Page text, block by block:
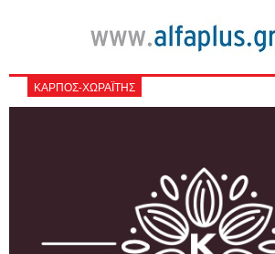
ΚΑΡΠΟΣ-ΧΩΡΑΪΤΗΣ